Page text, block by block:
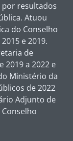
por resultados
Atuou
do Conselho
e 2019.
de
2019 a 2022 e
Ministério da
de 2022
Adjunto de